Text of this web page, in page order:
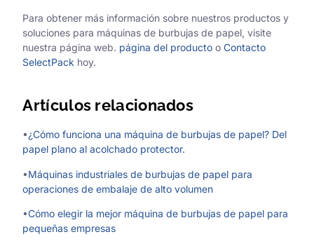
Para obtener más información sobre nuestros productos y
soluciones para máquinas de burbujas de papel, visite
nuestra página web. página del producto oContacto
SelectPack hoy.
Artículos relacionados
•¿Cómo funciona una máquina de burbujas de papel? Del
papel plano al acolchado protector.
•Máquinas industriales de burbujas de papel para
operaciones de embalaje de alto volumen
•Cómo elegir la mejor máquina de burbujas de papel para
pequeñas empresas